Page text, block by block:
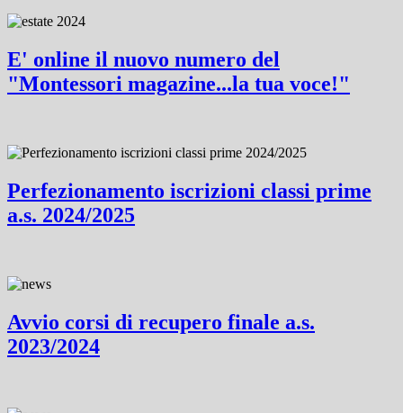
E' online il nuovo numero del
"Montessori magazine...la tua voce!"
Perfezionamento iscrizioni classi prime
a.s. 2024/2025
Avvio corsi di recupero finale a.s.
2023/2024